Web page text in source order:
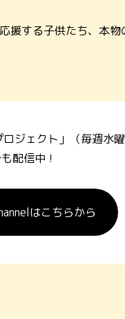
する子供たち、本
ジェクト」（毎週水
配信中！
はこちらから